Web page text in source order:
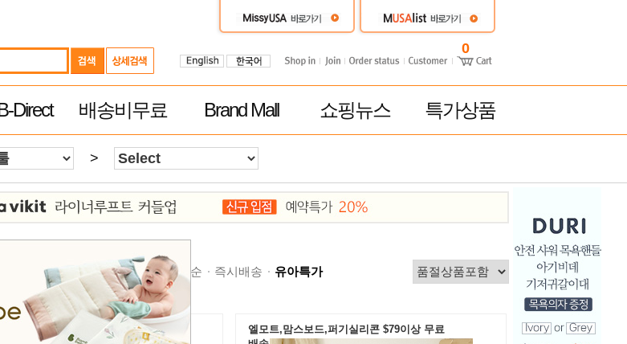
0
Direct 배송비무료 Brand Mall 쇼핑뉴스 특가상품
>
제품평 많은순 빠른 배송순 추천순 즉시배송 유아특가
맘스보드,퍼기실리콘 $79이상 무료
엘모트,맘스보드,퍼기실리콘 $79이상 무료